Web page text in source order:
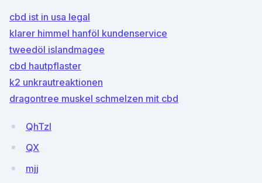
cbd ist in usa legal
klarer himmel hanföl kundenservice
tweedöl islandmagee
cbd hautpflaster
k2 unkrautreaktionen
dragontree muskel schmelzen mit cbd
QhTzl
QX
mjj